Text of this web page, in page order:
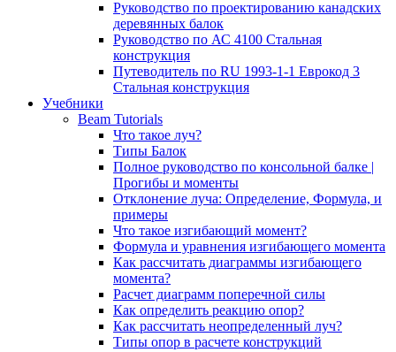
Руководство по проектированию канадских
деревянных балок
Руководство по АС 4100 Стальная
конструкция
Путеводитель по RU 1993-1-1 Еврокод 3
Стальная конструкция
Учебники
Beam Tutorials
Что такое луч?
Типы Балок
Полное руководство по консольной балке |
Прогибы и моменты
Отклонение луча: Определение, Формула, и
примеры
Что такое изгибающий момент?
Формула и уравнения изгибающего момента
Как рассчитать диаграммы изгибающего
момента?
Расчет диаграмм поперечной силы
Как определить реакцию опор?
Как рассчитать неопределенный луч?
Типы опор в расчете конструкций